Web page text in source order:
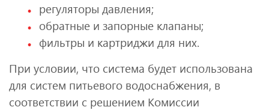
регуляторы давления;
обратные и запорные клапаны;
фильтры и картриджи для них.
При условии, что система будет использована
для систем питьевого водоснабжения, в
соответствии с решением Комиссии